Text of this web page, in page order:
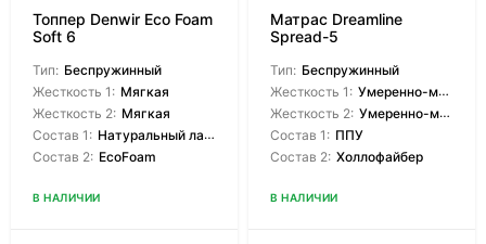
Топпер Denwir Eco Foam
Soft 6
Тип: Беспружинный
Жесткость 1: Мягкая
Жесткость 2: Мягкая
Состав 1: Натуральный латекс
Состав 2: EcoFoam
В НАЛИЧИИ
Матрас Dreamline
Spread-5
Тип: Беспружинный
Жесткость 1: Умеренно-мягкая
Жесткость 2: Умеренно-мягкая
Состав 1: ППУ
Состав 2: Холлофайбер
В НАЛИЧИИ